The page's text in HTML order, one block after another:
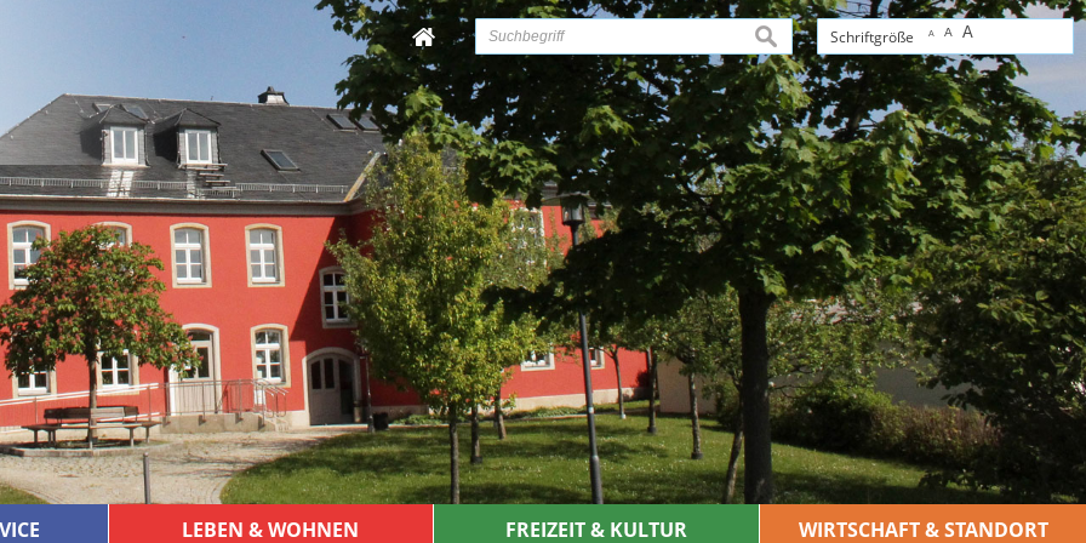
Schriftgröße A A A
suchen
LEBEN & WOHNEN FREIZEIT & KULTUR WIRTSCHAFT & STANDORT